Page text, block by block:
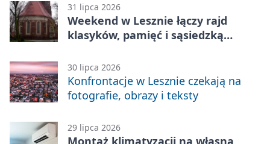
31 lipca 2026
Weekend w Lesznie łączy rajd
klasyków, pamięć i sąsiedzką
30 lipca 2026
Konfrontacje w Lesznie czekają na
fotografie, obrazy i teksty
29 lipca 2026
Montaż klimatyzacji na własną